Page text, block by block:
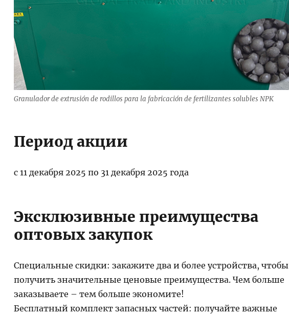
Granulador de extrusión de rodillos para la fabricación de fertilizantes solubles NPK
Период акции
с 11 декабря 2025 по 31 декабря 2025 года
Эксклюзивные преимущества
оптовых закупок
Специальные скидки: закажите два и более устройства, чтобы
получить значительные ценовые преимущества. Чем больше
заказываете – тем больше экономите!
Бесплатный комплект запасных частей: получайте важные